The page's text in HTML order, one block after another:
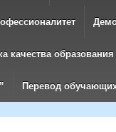
качества
Перевод